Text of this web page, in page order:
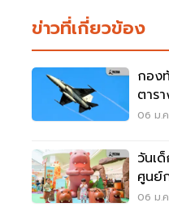
ข่าวที่เกี่ยวข้อง
กอง
ตาร
ชาติ
06 ม.
วันเ
ศูนย์
ขวัญ
06 ม.